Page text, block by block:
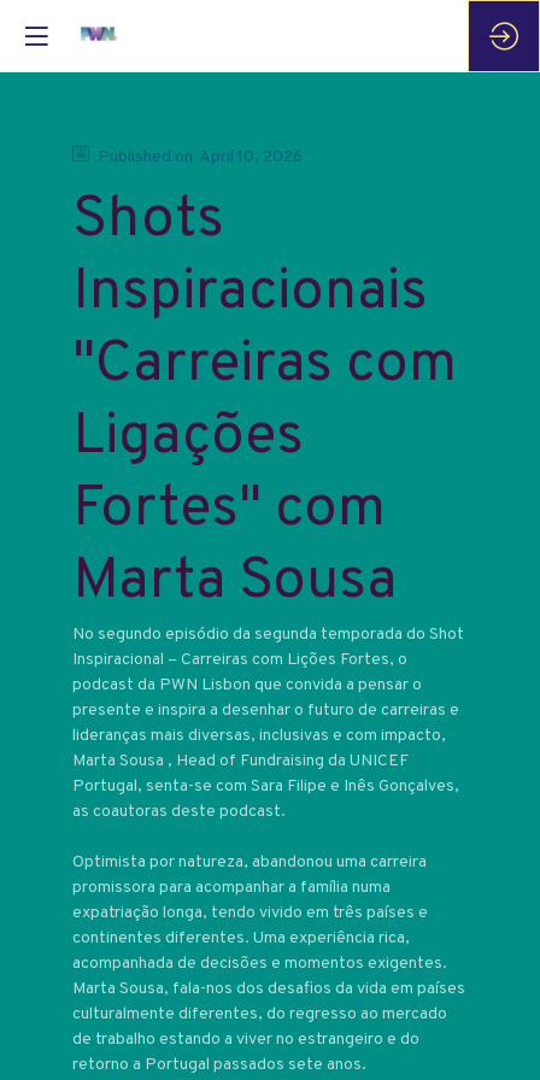
Published on April 10, 2026
Shots
Inspiracionais
"Carreiras com
Ligações
Fortes" com
Marta Sousa
No segundo episódio da segunda temporada do Shot
Inspiracional – Carreiras com Lições Fortes, o
podcast da PWN Lisbon que convida a pensar o
presente e inspira a desenhar o futuro de carreiras e
lideranças mais diversas, inclusivas e com impacto,
Marta Sousa , Head of Fundraising da UNICEF
Portugal, senta-se com Sara Filipe e Inês Gonçalves,
as coautoras deste podcast.
Optimista por natureza, abandonou uma carreira
promissora para acompanhar a família numa
expatriação longa, tendo vivido em três países e
continentes diferentes. Uma experiência rica,
acompanhada de decisões e momentos exigentes.
Marta Sousa, fala-nos dos desafios da vida em países
culturalmente diferentes, do regresso ao mercado
de trabalho estando a viver no estrangeiro e do
retorno a Portugal passados sete anos.